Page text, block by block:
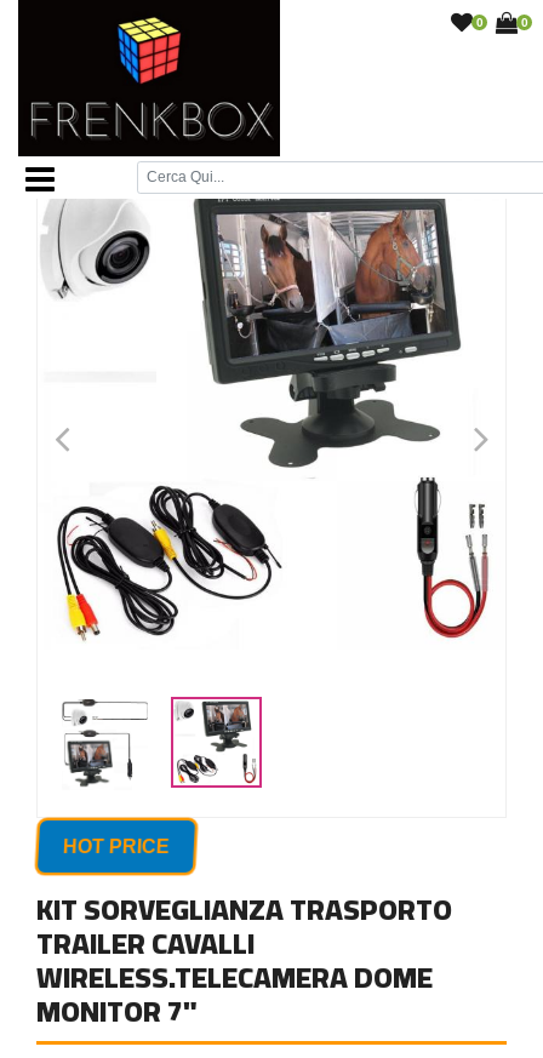
0 0
Home Page/Monitor e telecamere retromarcia
sorveglianza trasporto Trailer cavalli wireless.Telecamera
Dome Monitor 7"/
< >
HOT PRICE
KIT SORVEGLIANZA TRASPORTO
TRAILER CAVALLI
WIRELESS.TELECAMERA DOME
MONITOR 7"